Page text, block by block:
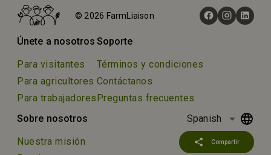
Granjas
Quesería Picurriellu
© 2026 FarmLiaison
Únete a nosotros
Para visitantes
Para agricultores
Para trabajadores
Soporte
Términos y condiciones
Contáctanos
Preguntas frecuentes
Sobre nosotros
Nuestra misión
Spanish arrow_drop_down
share Compartir